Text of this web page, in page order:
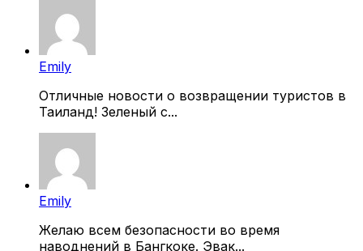
Emily
Отличные новости о возвращении туристов в
Таиланд! Зеленый с...
Emily
Желаю всем безопасности во время
наводнений в Бангкоке. Эвак...